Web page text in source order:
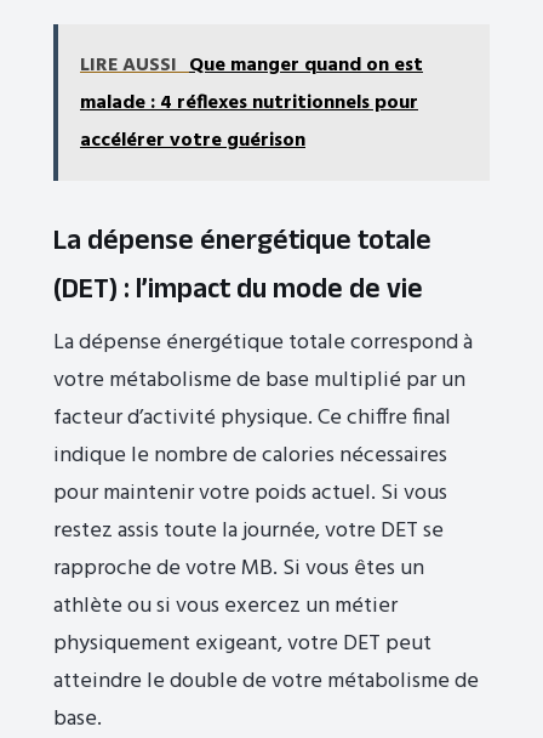
LIRE AUSSI Que manger quand on est
malade : 4 réflexes nutritionnels pour
accélérer votre guérison
La dépense énergétique totale
(DET) : l’impact du mode de vie
La dépense énergétique totale correspond à
votre métabolisme de base multiplié par un
facteur d’activité physique. Ce chiffre final
indique le nombre de calories nécessaires
pour maintenir votre poids actuel. Si vous
restez assis toute la journée, votre DET se
rapproche de votre MB. Si vous êtes un
athlète ou si vous exercez un métier
physiquement exigeant, votre DET peut
atteindre le double de votre métabolisme de
base.